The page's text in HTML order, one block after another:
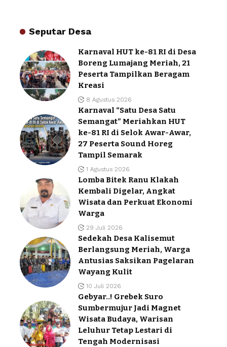
Seputar Desa
Karnaval HUT ke-81 RI di Desa
Boreng Lumajang Meriah, 21
Peserta Tampilkan Beragam
Kreasi
8 Agustus 2026
Karnaval “Satu Desa Satu
Semangat” Meriahkan HUT
ke-81 RI di Selok Awar-Awar,
27 Peserta Sound Horeg
Tampil Semarak
1 Agustus 2026
Lomba Bitek Ranu Klakah
Kembali Digelar, Angkat
Wisata dan Perkuat Ekonomi
Warga
29 Juli 2026
Sedekah Desa Kalisemut
Berlangsung Meriah, Warga
Antusias Saksikan Pagelaran
Wayang Kulit
10 Juli 2026
Gebyar..! Grebek Suro
Sumbermujur Jadi Magnet
Wisata Budaya, Warisan
Leluhur Tetap Lestari di
Tengah Modernisasi